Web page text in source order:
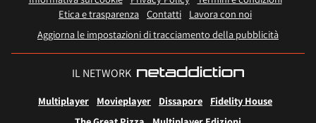
Etica e trasparenza Contatti
Lavora con noi
Aggiorna le impostazioni di tracciamento della pubblicità
IL NETWORK
Multiplayer Movieplayer Dissapore
Fidelity House